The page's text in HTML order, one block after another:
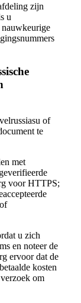
zijn
u
of
te
met
voor HTTPS;
u zich
en noteer de
ervoor dat de
kosten
om